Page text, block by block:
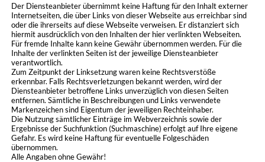
Der Diensteanbieter übernimmt keine Haftung für den Inhalt externer
Internetseiten, die über Links von dieser Webseite aus erreichbar sind
oder die ihrerseits auf diese Webseite verweisen. Er distanziert sich
hiermit ausdrücklich von den Inhalten der hier verlinkten Webseiten.
Für fremde Inhalte kann keine Gewähr übernommen werden. Für die
Inhalte der verlinkten Seiten ist der jeweilige Diensteanbieter
verantwortlich.
Zum Zeitpunkt der Linksetzung waren keine Rechtsverstöße
erkennbar. Falls Rechtsverletzungen bekannt werden, wird der
Diensteanbieter betroffene Links unverzüglich von diesen Seiten
entfernen. Sämtliche in Beschreibungen und Links verwendete
Markenzeichen sind Eigentum der jeweiligen Rechteinhaber.
Die Nutzung sämtlicher Einträge im Webverzeichnis sowie der
Ergebnisse der Suchfunktion (Suchmaschine) erfolgt auf Ihre eigene
Gefahr. Es wird keine Haftung für eventuelle Folgeschäden
übernommen.
Alle Angaben ohne Gewähr!